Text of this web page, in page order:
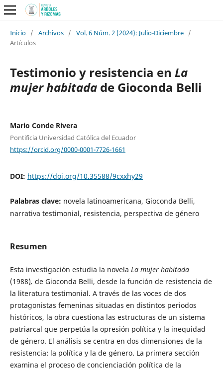
Inicio / Archivos / Vol. 6 Núm. 2 (2024): Julio-Diciembre /
Artículos
Testimonio y resistencia en La
mujer habitadade Gioconda Belli
Mario Conde Rivera
Pontificia Universidad Católica del Ecuador
https://orcid.org/0000-0001-7726-1661
DOI: https://doi.org/10.35588/9cxxhy29
Palabras clave: novela latinoamericana, Gioconda Belli,
narrativa testimonial, resistencia, perspectiva de género
Resumen
Esta investigación estudia la novela La mujer habitada
(1988), de Gioconda Belli, desde la función de resistencia de
la literatura testimonial. A través de las voces de dos
protagonistas femeninas situadas en distintos periodos
históricos, la obra cuestiona las estructuras de un sistema
patriarcal que perpetúa la opresión política y la inequidad
de género. El análisis se centra en dos dimensiones de la
resistencia: la política y la de género. La primera sección
examina el proceso de concienciación política de la